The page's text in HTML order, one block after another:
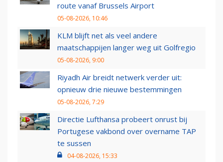
route vanaf Brussels Airport
05-08-2026, 10:46
KLM blijft net als veel andere
maatschappijen langer weg uit Golfregio
05-08-2026, 9:00
Riyadh Air breidt netwerk verder uit:
opnieuw drie nieuwe bestemmingen
05-08-2026, 7:29
Directie Lufthansa probeert onrust bij
Portugese vakbond over overname TAP
te sussen
04-08-2026, 15:33